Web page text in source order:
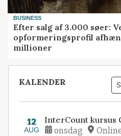
BUSINESS
Efter salg af 3.000 søer:
opformeringsprofil
millioner
KALENDER
12
AUG
InterCount kursus
onsdag